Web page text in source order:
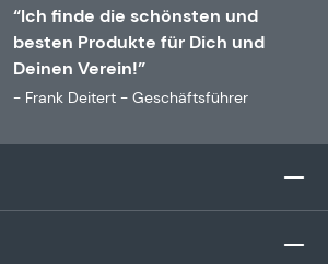
“Ich finde die schönsten und
besten Produkte für Dich und
Deinen Verein!”
- Frank Deitert - Geschäftsführer